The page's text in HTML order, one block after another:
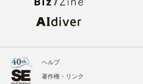
ヘルプ
著作権・リンク